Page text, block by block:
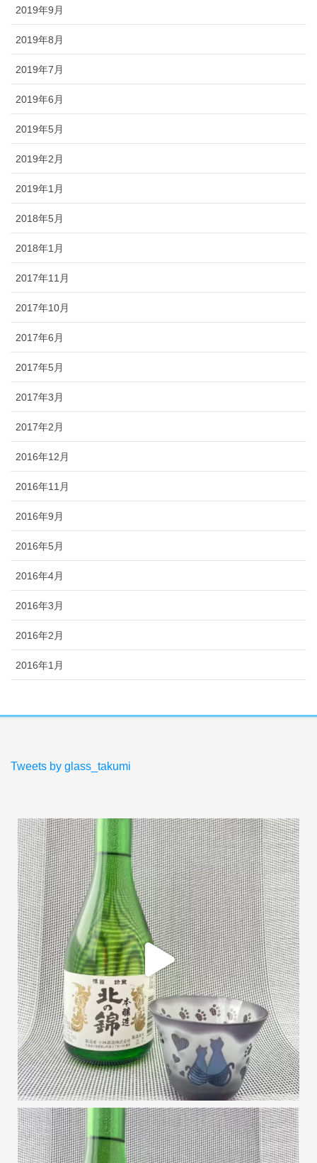
2019年9月
2019年8月
2019年7月
2019年6月
2019年5月
2019年2月
2019年1月
2018年5月
2018年1月
2017年11月
2017年10月
2017年6月
2017年5月
2017年3月
2017年2月
2016年12月
2016年11月
2016年9月
2016年5月
2016年4月
2016年3月
2016年2月
2016年1月
Tweets by glass_takumi